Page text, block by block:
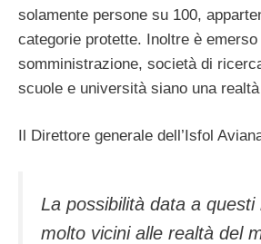
solamente persone su 100,
categorie protette. Inoltre è
somministrazione, società di
scuole e università siano una
Il Direttore generale dell’Isfol
La possibilità data a questi
molto vicini alle realtà del